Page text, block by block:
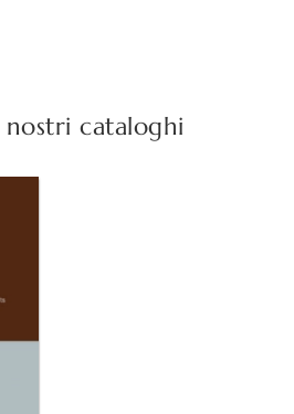
nostri cataloghi